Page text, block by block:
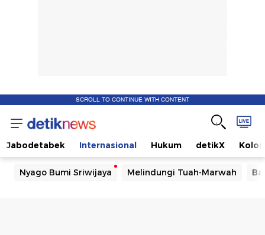
SCROLL TO CONTINUE WITH CONTENT
Jabodetabek Internasional Hukum detikX
Nyago Bumi Sriwijaya Melindungi Tuah-Marwah